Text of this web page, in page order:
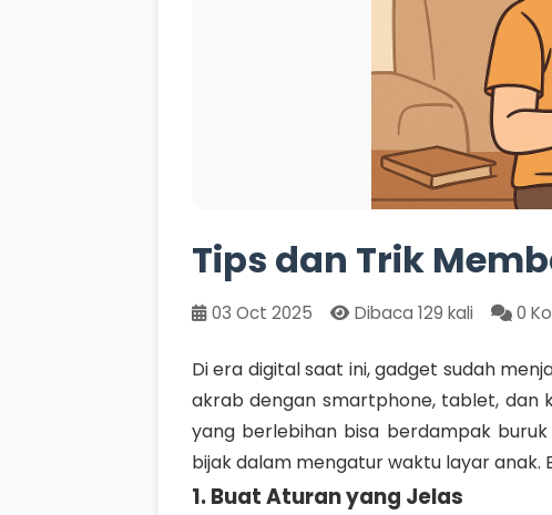
Tips dan Trik
03 Oct 2025 Dibaca 129 kali 0
Di era digital saat ini, gadget sudah
akrab dengan smartphone, tablet, dan
yang berlebihan bisa berdampak
bijak dalam mengatur waktu layar
1. Buat Aturan yang Jelas